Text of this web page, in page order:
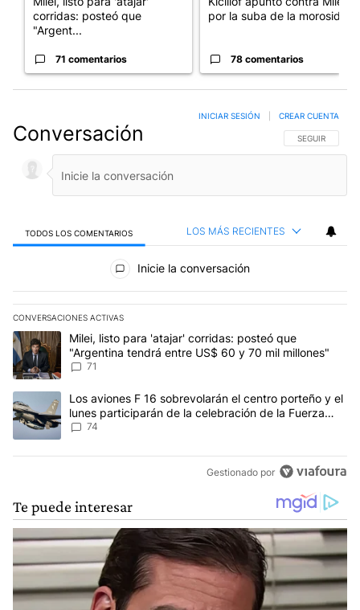
corridas: posteó que
"Argent...
71 comentarios
por la suba de la morosida...
78 comentarios
Conversación SIGA ESTA
SEGUIR
INICIAR SESIÓN CREAR CUENTA
TODOS LOS COMENTARIOS LOS MÁS RECIENTES
Todos los comentarios
Inicie la conversación
CONVERSACIONES ACTIVAS
Este listado muestra los artículos con más comentarios en los
Un artículo de tendencia con el título "Milei, listo para 'atajar'
Milei, listo para 'atajar' corridas: posteó que
"Argentina tendrá entre US$ 60 y 70 mil millones"
71
Un artículo de tendencia con el título "Los aviones F 16
Los aviones F 16 sobrevolarán el centro porteño y el
lunes participarán de la celebración de la Fuerza
Aérea
74
Gestionado por